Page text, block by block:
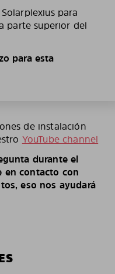
para
parte superior del
para esta
de instalación
YouTube channel
durante el
en contacto con
eso nos ayudará